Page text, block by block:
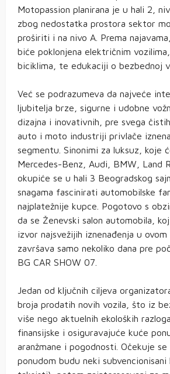
Motopassion planirana je u hali 2,
zbog nedostatka prostora sektor
proširiti i na nivo A. Prema
biće poklonjena električnim
biciklima, te edukaciji o bezbednoj
Već se podrazumeva da najveće
ljubitelja brze, sigurne i udobne
dizajna i inovativnih, pre svega
auto i moto industriji privlače
segmentu. Sinonimi za luksuz, koje
Mercedes-Benz, Audi, BMW, Land
okupiće se u hali 3 Beogradskog
snagama fascinirati automobilske
najplatežnije kupce. Pogotovo s
da se Ženevski salon automobila,
izvor najsvežijih iznenađenja u ovom
završava samo nekoliko dana pre
BG CAR SHOW 07.
Jedan od ključnih ciljeva
broja prodatih novih vozila, što iz
više nego aktuelnih ekoloških
finansijske i osiguravajuće kuće
aranžmane i pogodnosti. Očekuje se
ponudom budu neki subvencionisani